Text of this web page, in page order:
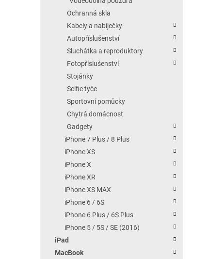
Ochranná skla
Kabely a nabíječky
Autopříslušenství
Sluchátka a reproduktory
Fotopříslušenství
Stojánky
Selfie tyče
Sportovní pomůcky
Chytrá domácnost
Gadgety
iPhone 7 Plus / 8 Plus
iPhone XS
iPhone X
iPhone XR
iPhone XS MAX
iPhone 6 / 6S
iPhone 6 Plus / 6S Plus
iPhone 5 / 5S / SE (2016)
iPad
MacBook